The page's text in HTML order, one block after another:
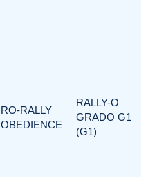
RO-RALLY
OBEDIENCE
RALLY-O
GRADO G1
(G1)